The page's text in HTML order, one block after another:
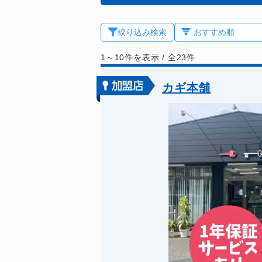
絞り込み検索
1～10件を表示/ 全23件
カギ本舗